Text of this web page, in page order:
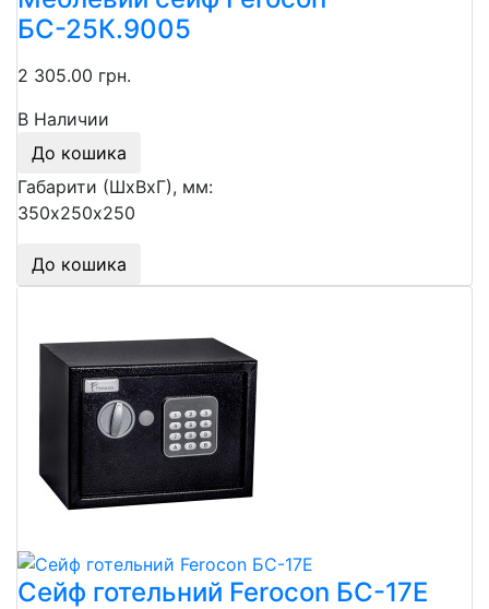
БС-25К.9005
2 305.00 грн.
В Наличии
До кошика
Габарити (ШхВхГ), мм:
350х250х250
До кошика
Сейф готельний Ferocon БС-17Е